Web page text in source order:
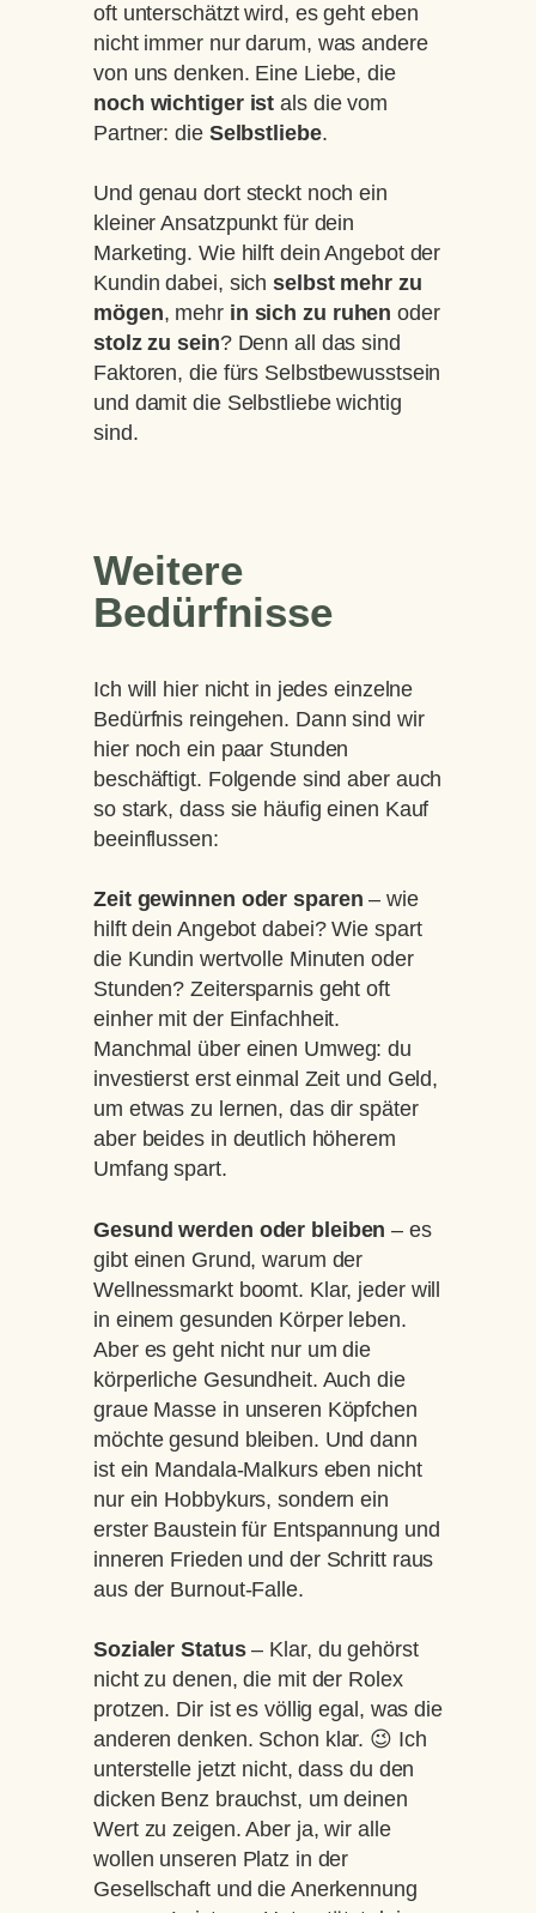
oft unterschätzt wird, es geht eben
nicht immer nur darum, was andere
von uns denken. Eine Liebe, die
noch wichtiger ist als die vom
Partner: die Selbstliebe.
Und genau dort steckt noch ein
kleiner Ansatzpunkt für dein
Marketing. Wie hilft dein Angebot der
Kundin dabei, sichselbst mehr zu
mögen, mehrin sich zu ruhen oder
stolz zu sein? Denn all das sind
Faktoren, die fürs Selbstbewusstsein
und damit die Selbstliebe wichtig
sind.
Weitere
Bedürfnisse
Ich will hier nicht in jedes einzelne
Bedürfnis reingehen. Dann sind wir
hier noch ein paar Stunden
beschäftigt. Folgende sind aber auch
so stark, dass sie häufig einen Kauf
beeinflussen:
Zeit gewinnen oder sparen – wie
hilft dein Angebot dabei? Wie spart
die Kundin wertvolle Minuten oder
Stunden? Zeitersparnis geht oft
einher mit der Einfachheit.
Manchmal über einen Umweg: du
investierst erst einmal Zeit und Geld,
um etwas zu lernen, das dir später
aber beides in deutlich höherem
Umfang spart.
Gesund werden oder bleiben – es
gibt einen Grund, warum der
Wellnessmarkt boomt. Klar, jeder will
in einem gesunden Körper leben.
Aber es geht nicht nur um die
körperliche Gesundheit. Auch die
graue Masse in unseren Köpfchen
möchte gesund bleiben. Und dann
ist ein Mandala-Malkurs eben nicht
nur ein Hobbykurs, sondern ein
erster Baustein für Entspannung und
inneren Frieden und der Schritt raus
aus der Burnout-Falle.
Sozialer Status– Klar, du gehörst
nicht zu denen, die mit der Rolex
protzen. Dir ist es völlig egal, was die
anderen denken. Schon klar. 😉 Ich
unterstelle jetzt nicht, dass du den
dicken Benz brauchst, um deinen
Wert zu zeigen. Aber ja, wir alle
wollen unseren Platz in der
Gesellschaft und die Anerkennung